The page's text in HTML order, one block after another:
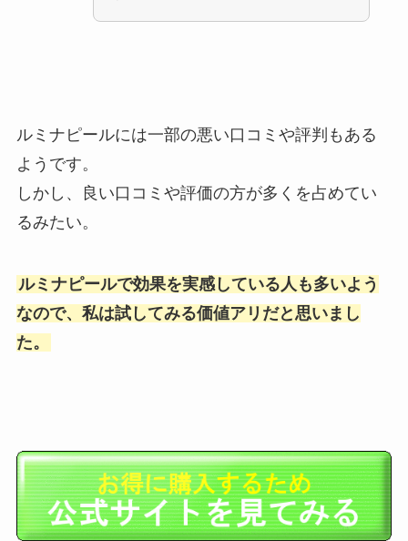
ルミナピールには一部の悪い口コミや評判もある
ようです。
しかし、良い口コミや評価の方が多くを占めてい
るみたい。
ルミナピールで効果を実感している人も多いよう
なので、私は試してみる価値アリだと思いまし
た。